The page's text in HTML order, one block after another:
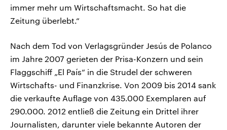
immer mehr um Wirtschaftsmacht. So hat die
Zeitung überlebt.“
Nach dem Tod von Verlagsgründer Jesús de Polanco
im Jahre 2007 gerieten der Prisa-Konzern und sein
Flaggschiff „El País“ in die Strudel der schweren
Wirtschafts- und Finanzkrise. Von 2009 bis 2014 sank
die verkaufte Auflage von 435.000 Exemplaren auf
290.000. 2012 entließ die Zeitung ein Drittel ihrer
Journalisten, darunter viele bekannte Autoren der